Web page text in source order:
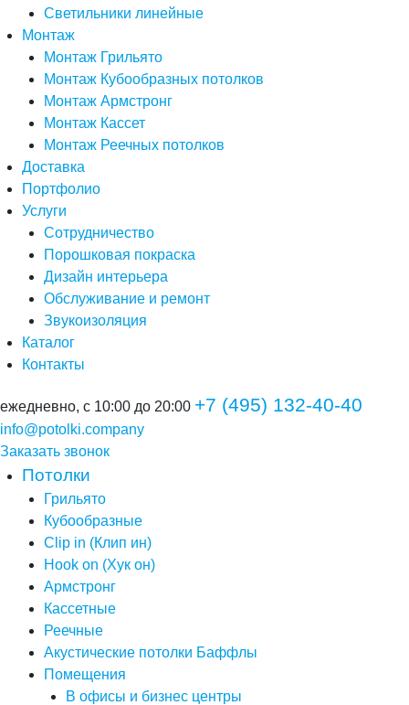
Светильники линейные
Монтаж
Монтаж Грильято
Монтаж Кубообразных потолков
Монтаж Армстронг
Монтаж Кассет
Монтаж Реечных потолков
Доставка
Портфолио
Услуги
Сотрудничество
Порошковая покраска
Дизайн интерьера
Обслуживание и ремонт
Звукоизоляция
Каталог
Контакты
ежедневно, с 10:00 до 20:00 +7 (495) 132-40-40
info@potolki.company
Заказать звонок
Потолки
Грильято
Кубообразные
Clip in (Клип ин)
Hook on (Хук он)
Армстронг
Кассетные
Реечные
Акустические потолки Баффлы
Помещения
В офисы и бизнес центры